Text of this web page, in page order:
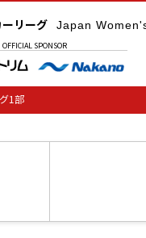
リーグ Japan
OFFICIAL SPONSOR
1部